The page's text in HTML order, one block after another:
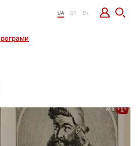
UA QT EN